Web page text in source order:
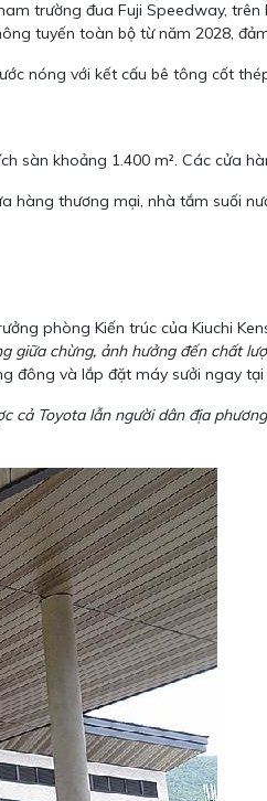
trường đua Fuji Speedway,
tuyến toàn bộ từ năm 2028,
nóng với kết cấu bê tông cốt
sàn khoảng 1.400 m². Các cửa
hàng thương mại, nhà tắm suối
phòng Kiến trúc của Kiuchi
giữa chừng, ảnh hưởng đến chất
đông và lắp đặt máy sưởi ngay tại
cả Toyota lẫn người dân địa